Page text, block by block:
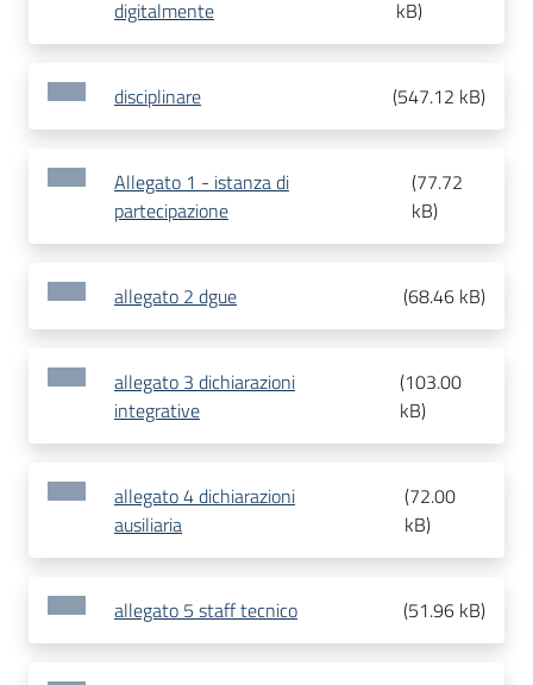
digitalmente
kB)
disciplinare (547.12 kB)
Allegato 1 - istanza di
partecipazione
(77.72
kB)
allegato 2 dgue (68.46 kB)
allegato 3 dichiarazioni
integrative
(103.00
kB)
allegato 4 dichiarazioni
ausiliaria
(72.00
kB)
allegato 5 staff tecnico (51.96 kB)